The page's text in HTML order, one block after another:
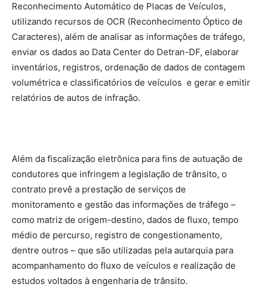
Reconhecimento Automático de Placas de Veículos,
utilizando recursos de OCR (Reconhecimento Óptico de
Caracteres), além de analisar as informações de tráfego,
enviar os dados ao Data Center do Detran-DF, elaborar
inventários, registros, ordenação de dados de contagem
volumétrica e classificatórios de veículos e gerar e emitir
relatórios de autos de infração.
Além da fiscalização eletrônica para fins de autuação de
condutores que infringem a legislação de trânsito, o
contrato prevê a prestação de serviços de
monitoramento e gestão das informações de tráfego –
como matriz de origem-destino, dados de fluxo, tempo
médio de percurso, registro de congestionamento,
dentre outros – que são utilizadas pela autarquia para
acompanhamento do fluxo de veículos e realização de
estudos voltados à engenharia de trânsito.